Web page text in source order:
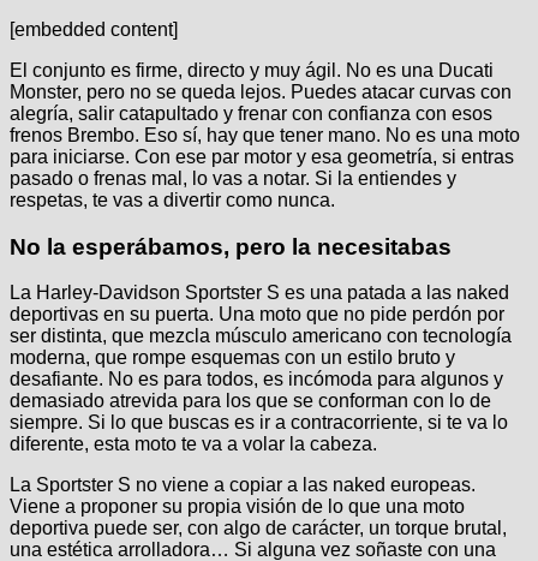
[embedded content]
El conjunto es firme, directo y muy ágil. No es una Ducati
Monster, pero no se queda lejos. Puedes atacar curvas con
alegría, salir catapultado y frenar con confianza con esos
frenos Brembo. Eso sí, hay que tener mano. No es una moto
para iniciarse. Con ese par motor y esa geometría, si entras
pasado o frenas mal, lo vas a notar. Si la entiendes y
respetas, te vas a divertir como nunca.
No la esperábamos, pero la necesitabas
La Harley-Davidson Sportster S es una patada a las naked
deportivas en su puerta. Una moto que no pide perdón por
ser distinta, que mezcla músculo americano con tecnología
moderna, que rompe esquemas con un estilo bruto y
desafiante. No es para todos, es incómoda para algunos y
demasiado atrevida para los que se conforman con lo de
siempre. Si lo que buscas es ir a contracorriente, si te va lo
diferente, esta moto te va a volar la cabeza.
La Sportster S no viene a copiar a las naked europeas.
Viene a proponer su propia visión de lo que una moto
deportiva puede ser, con algo de carácter, un torque brutal,
una estética arrolladora… Si alguna vez soñaste con una